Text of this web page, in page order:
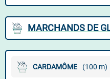
MARCHANDS DE
CARDAMÔME (100 m)